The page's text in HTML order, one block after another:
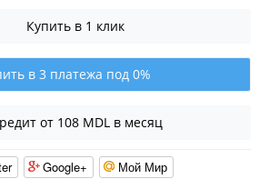
Купить в 1 клик
в 3 платежа под 0%
от 108 MDL в месяц
Google+
Мой Мир